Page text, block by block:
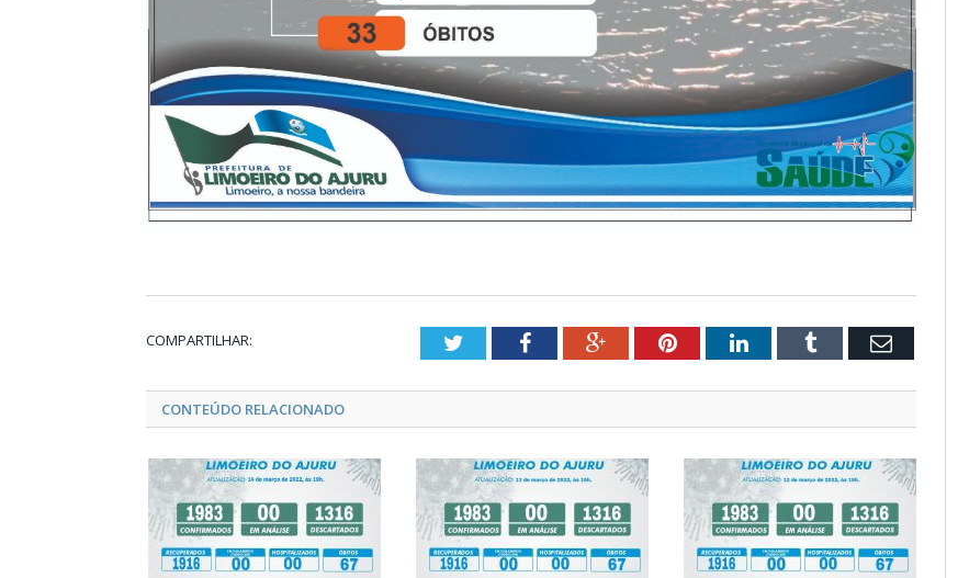
COMPARTILHAR: TwitterFacebookGoogle+PinterestLinkedInTumblr Email
CONTEÚDO RELACIONADO